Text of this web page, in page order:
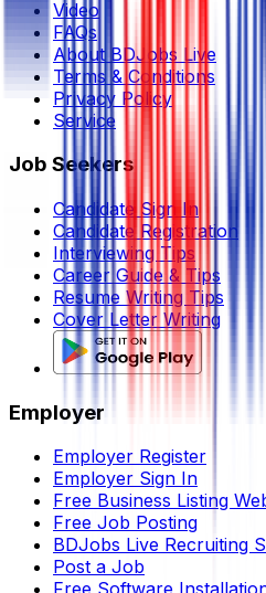
Video
FAQs
About BDJobs Live
Terms & Conditions
Privacy Policy
Service
Job Seekers
Candidate Sign In
Candidate Registration
Interviewing Tips
Career Guide & Tips
Resume Writing Tips
Cover Letter Writing
Employer
Employer Register
Employer Sign In
Free Business Listing
Free Job Posting
BDJobs Live Recruiting
Post a Job